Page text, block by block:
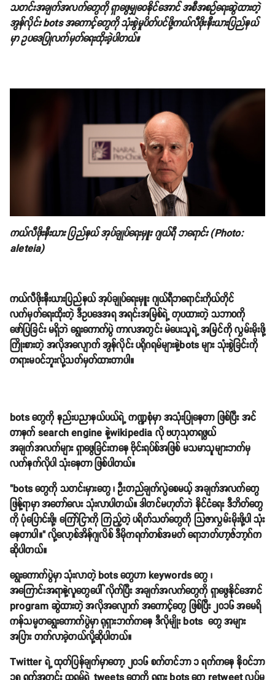
သတင်းအချက်အလက်တွေကို ရှာဖွေမျှဝေနိုင်အောင် အစီအစဉ်ရေးဆွဲထားတဲ့
အွန်လိုင်း bots အကောင့်တွေကို သုံးစွဲမှုပိတ်ပင်ဖို့ကယ်လီဖိုးနီးယားပြည်နယ်
မှာ ဥပဒေပြုလက်မှတ်ရေးထိုးခဲ့ပါတယ်။
ကယ်လီဖိုးနီးယား ပြည်နယ် အုပ်ချုပ်ရေးမှူး ဂျယ်ရီ ဘရောင်း (Photo:
aleteia)
ကယ်လီဖိုးနီးယားပြည်နယ် အုပ်ချုပ်ရေးမှူး ဂျယ်ရီဘရောင်းကိုယ်တိုင်
လက်မှတ်ရေးထိုးတဲ့ ဒီဥပဒေအရ အရင်းအမြစ်ရဲ့ တုပထားတဲ့ သဘာဝကို
ဖော်ပြခြင်း မရှိဘဲ ရွေးကောက်ပွဲ ကာလအတွင်း မဲပေးသူရဲ့ အမြင်ကို လွှမ်းမိုးဖို့
ကြိုးစားတဲ့ အလိုအလျောက် အွန်လိုင်း ပရိုဂရမ်များနဲ့bots များ သုံးစွဲခြင်းကို
တရားမဝင်ဘူးလို့သတ်မှတ်ထားတာပါ။
bots တွေကို နည်းပညာနယ်ပယ်ရဲ့ ကဏ္ဍစုံမှာ အသုံးပြုနေတာ ဖြစ်ပြီး အင်
တာနက် search engine နဲ့wikipedia လို ဗဟုသုတရဖွယ်
အချက်အလက်များ ရှာဖွေခြင်းကနေ ဗိုင်းရပ်စ်အဖြစ် မသမာသူများဘက်မှ
လက်နက်လိုပါ သုံးနေတာ ဖြစ်ပါတယ်။
"bots တွေကို သတင်းမှားတွေ ၊ ဦးတည်ချက်လွဲစေမယ့် အချက်အလက်တွေ
ဖြန့်ရာမှာ အတော်လေး သုံးလာပါတယ်။ ဒါတင်မဟုတ်ဘဲ နိုင်ငံရေး ဒီဘိတ်တွေ
ကို ပုံပြောင်းဖို့၊ ကြော်ငြာကို ကြည့်တဲ့ ပရိတ်သတ်တွေကို သြဇာလွှမ်းမိုးဖို့ပါ သုံး
နေတာပါ။" လို့လော့စ်အိန်ဂျလိစ် ဒီမိုကရက်တစ်အမတ် ရောဘတ်ဟာ့ဇ်ဘာ့ဂ်က
ဆိုပါတယ်။
ရွေးကောက်ပွဲမှာ သုံးလာတဲ့ bots တွေဟာ keywords တွေ ၊
အကြောင်းအရာနဲ့လူတွေပေါ် လိုက်ပြီး အချက်အလက်တွေကို ရှာဖွေနိုင်အောင်
program ဆွဲထားတဲ့ အလိုအလျောက် အကောင့်တွေ ဖြစ်ပြီး ၂၀၁၆ အမေရိ
ကန်သမ္မတရွေးကောက်ပွဲမှာ ရုရှားဘက်ကနေ ဒီလိုမျိုး bots တွေ အများ
အပြား တက်လာခဲ့တယ်လို့ဆိုပါတယ်။
Twitter ရဲ့ ထုတ်ပြန်ချက်မှာတော့ ၂၀၁၆ စက်တင်ဘာ ၁ ရက်ကနေ နိုဝင်ဘာ